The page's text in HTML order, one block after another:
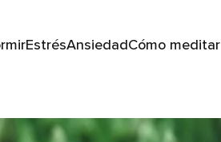
EstrésAnsiedadCómo meditar